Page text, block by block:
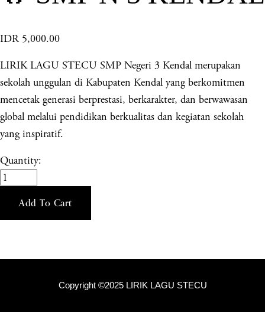
IDR 5,000.00
LIRIK LAGU STECU SMP Negeri 3 Kendal merupakan
sekolah unggulan di Kabupaten Kendal yang berkomitmen
mencetak generasi berprestasi, berkarakter, dan berwawasan
global melalui pendidikan berkualitas dan kegiatan sekolah
yang inspiratif.
Quantity:
Add To Cart
Copyright ©2025 LIRIK LAGU STECU